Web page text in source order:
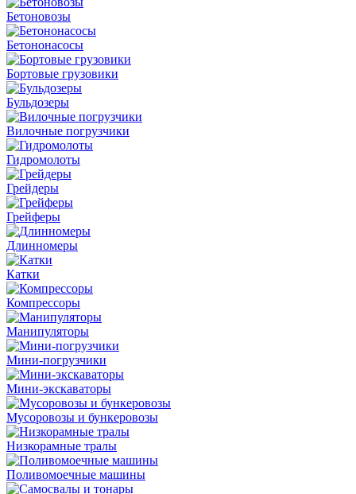
Бетоновозы
Бетононасосы
Бортовые грузовики
Бульдозеры
Вилочные погрузчики
Гидромолоты
Грейдеры
Грейферы
Длинномеры
Катки
Компрессоры
Манипуляторы
Мини-погрузчики
Мини-экскаваторы
Мусоровозы и бункеровозы
Низкорамные тралы
Поливомоечные машины